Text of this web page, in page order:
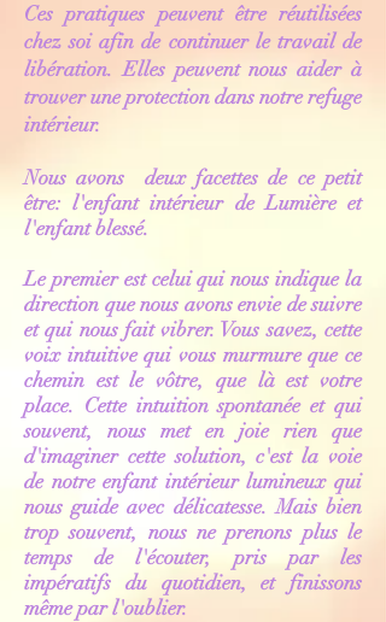
Ces pratiques peuvent être réutilisées
chez soi afin de continuer le travail de
libération. Elles peuvent nous aider à
trouver une protection dans notre refuge
intérieur.
Nous avons deux facettes de ce petit
être: l'enfant intérieur de Lumière et
l'enfant blessé.
Le premier est celui qui nous indique la
direction que nous avons envie de suivre
et qui nous fait vibrer. Vous savez, cette
voix intuitive qui vous murmure que ce
chemin est le vôtre, que là est votre
place. Cette intuition spontanée et qui
souvent, nous met en joie rien que
d'imaginer cette solution, c'est la voie
de notre enfant intérieur lumineux qui
nous guide avec délicatesse. Mais bien
trop souvent, nous ne prenons plus le
temps de l'écouter, pris par les
impératifs du quotidien, et finissons
même par l'oublier.